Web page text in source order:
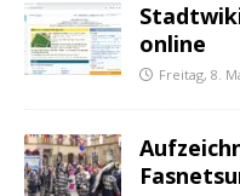
online
Freitag, 8.